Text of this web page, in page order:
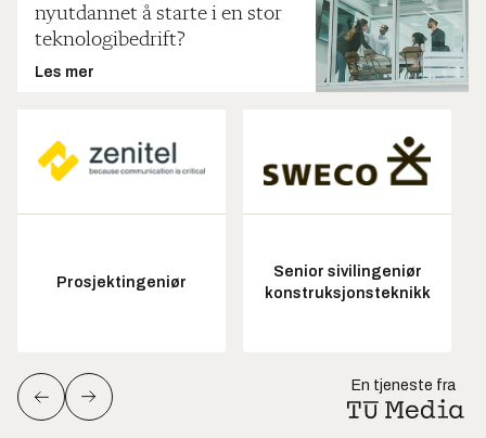
nyutdannet å starte i en stor
teknologibedrift?
Les mer
Prosjektingeniør
Senior sivilingeniør
konstruksjonsteknikk
En tjeneste fra